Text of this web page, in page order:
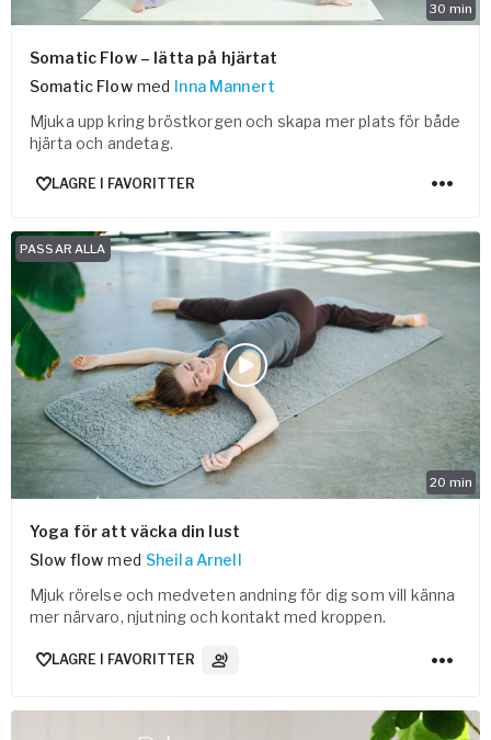
30 min
Somatic Flow – lätta på hjärtat
Somatic Flow med Inna Mannert
Mjuka upp kring bröstkorgen och skapa mer plats för både
hjärta och andetag.
LAGRE I FAVORITTER
20 min
PASSAR ALLA
Yoga för att väcka din lust
Slow flow med Sheila Arnell
Mjuk rörelse och medveten andning för dig som vill känna
mer närvaro, njutning och kontakt med kroppen.
LAGRE I FAVORITTER 3 Lydspor